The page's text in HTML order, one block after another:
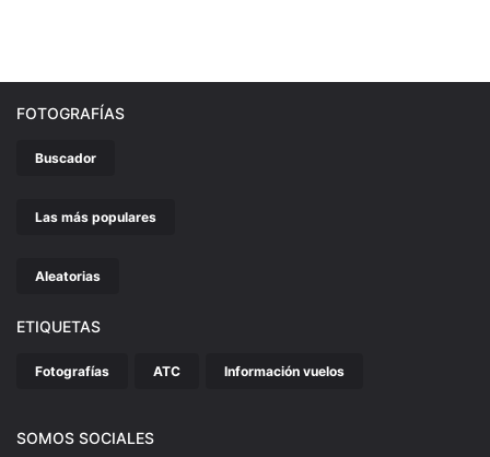
FOTOGRAFÍAS
Buscador
Las más populares
Aleatorias
ETIQUETAS
Fotografías ATC Información vuelos
SOMOS SOCIALES